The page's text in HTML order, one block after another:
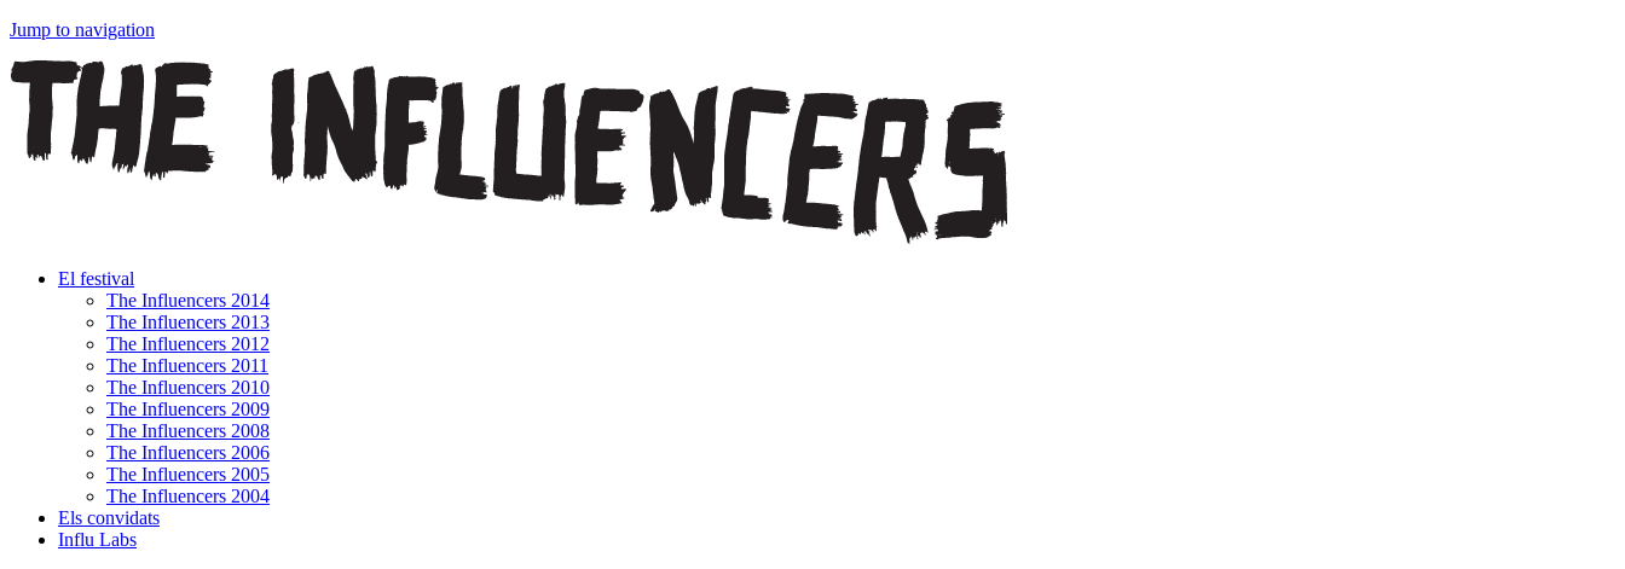
Jump to navigation
El festival
The Influencers 2014
The Influencers 2013
The Influencers 2012
The Influencers 2011
The Influencers 2010
The Influencers 2009
The Influencers 2008
The Influencers 2006
The Influencers 2005
The Influencers 2004
Els convidats
Influ Labs